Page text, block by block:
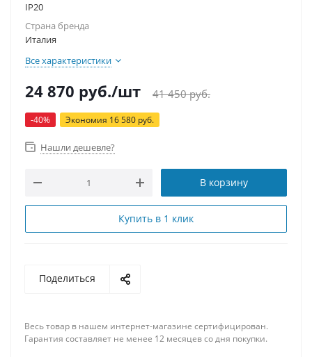
IP20
Страна бренда
Италия
Все характеристики
24 870 руб./шт 41 450руб.
-40% Экономия 16 580 руб.
Нашли дешевле?
В корзину
Купить в 1 клик
Поделиться
Весь товар в нашем интернет-магазине сертифицирован.
Гарантия составляет не менее 12 месяцев со дня покупки.